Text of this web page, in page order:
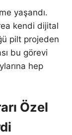
yaşandı.
kendi dijital
pilt projeden
bu görevi
hep
Özel